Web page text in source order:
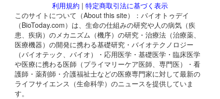
利用規約 | 特定商取引法に基づく表示
このサイトについて（About this site）：バイオトゥデイ
（BioToday.com）は、生命の仕組みの研究や人の病気（疾
患、疾病）のメカニズム（機序）の研究・治療法（治療薬、
医療機器）の開発に携わる基礎研究・バイオテクノロジー
（バイオテック、バイオ）・応用医学・基礎医学・臨床医学
や医療に携わる医師（プライマリーケア医師、専門医）・看
護師・薬剤師・介護福祉士などの医療専門家に対して最新の
ライフサイエンス（生命科学）のニュースを提供していま
す。